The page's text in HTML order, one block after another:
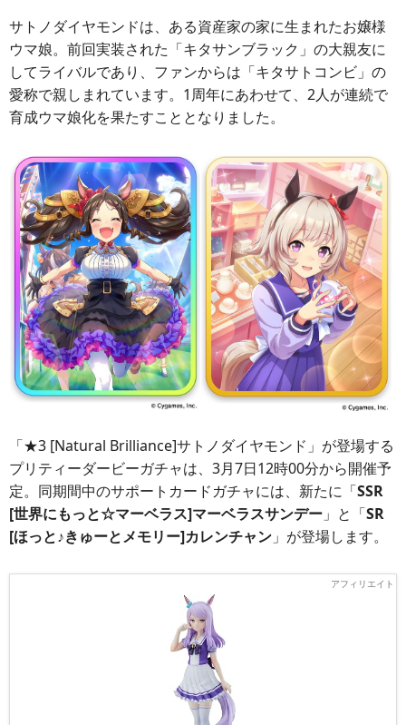
サトノダイヤモンドは、ある資産家の家に生まれたお嬢様
ウマ娘。前回実装された「キタサンブラック」の大親友に
してライバルであり、ファンからは「キタサトコンビ」の
愛称で親しまれています。1周年にあわせて、2人が連続で
育成ウマ娘化を果たすこととなりました。
「★3 [Natural Brilliance]サトノダイヤモンド」が登場する
プリティーダービーガチャは、3月7日12時00分から開催予
定。同期間中のサポートカードガチャには、新たに「SSR
[世界にもっと☆マーベラス]マーベラスサンデー 」と「SR
[ほっと♪きゅーとメモリー]カレンチャン 」が登場します。